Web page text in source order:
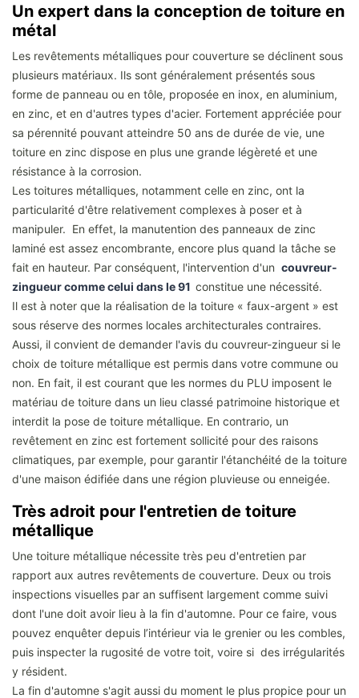
Un expert dans la conception de toiture en
métal
Les revêtements métalliques pour couverture se déclinent sous
plusieurs matériaux. Ils sont généralement présentés sous
forme de panneau ou en tôle, proposée en inox, en aluminium,
en zinc, et en d'autres types d'acier. Fortement appréciée pour
sa pérennité pouvant atteindre 50 ans de durée de vie, une
toiture en zinc dispose en plus une grande légèreté et une
résistance à la corrosion.
Les toitures métalliques, notamment celle en zinc, ont la
particularité d'être relativement complexes à poser et à
manipuler. En effet, la manutention des panneaux de zinc
laminé est assez encombrante, encore plus quand la tâche se
fait en hauteur. Par conséquent, l'intervention d'un couvreur-
zingueur comme celui dans le 91 constitue une nécessité.
Il est à noter que la réalisation de la toiture « faux-argent » est
sous réserve des normes locales architecturales contraires.
Aussi, il convient de demander l'avis du couvreur-zingueur si le
choix de toiture métallique est permis dans votre commune ou
non. En fait, il est courant que les normes du PLU imposent le
matériau de toiture dans un lieu classé patrimoine historique et
interdit la pose de toiture métallique. En contrario, un
revêtement en zinc est fortement sollicité pour des raisons
climatiques, par exemple, pour garantir l'étanchéité de la toiture
d'une maison édifiée dans une région pluvieuse ou enneigée.
Très adroit pour l'entretien de toiture
métallique
Une toiture métallique nécessite très peu d'entretien par
rapport aux autres revêtements de couverture. Deux ou trois
inspections visuelles par an suffisent largement comme suivi
dont l'une doit avoir lieu à la fin d'automne. Pour ce faire, vous
pouvez enquêter depuis l’intérieur via le grenier ou les combles,
puis inspecter la rugosité de votre toit, voire si des irrégularités
y résident.
La fin d'automne s'agit aussi du moment le plus propice pour un